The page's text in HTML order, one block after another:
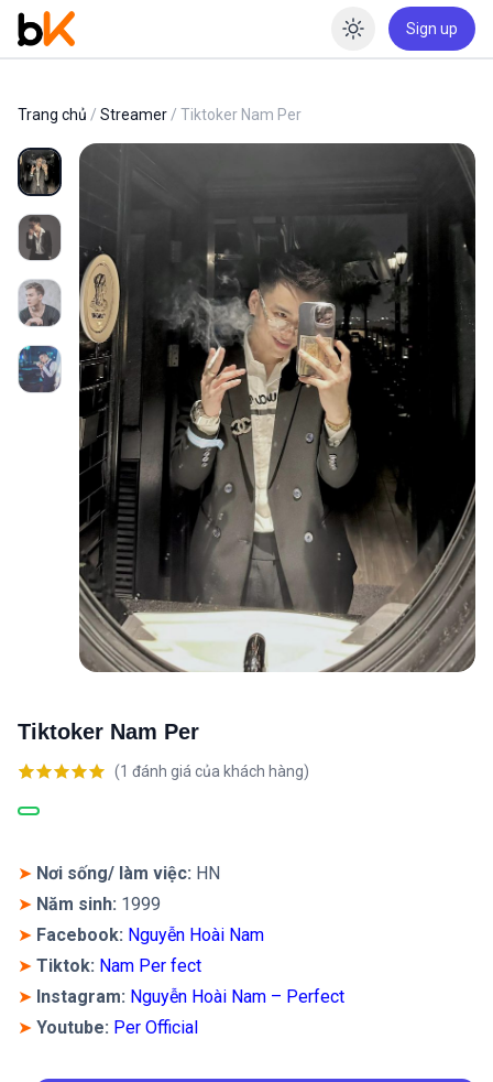
Enable
Sign up
Trang chủ / Streamer / Tiktoker Nam Per
Tiktoker Nam Per
dựa trên
(1 đánh giá của khách hàng)
➤ Nơi sống/ làm việc: HN
➤ Năm sinh: 1999
➤ Facebook: Nguyễn Hoài Nam
➤ Tiktok: Nam Per fect
➤ Instagram: Nguyễn Hoài Nam – Perfect
➤ Youtube: Per Official